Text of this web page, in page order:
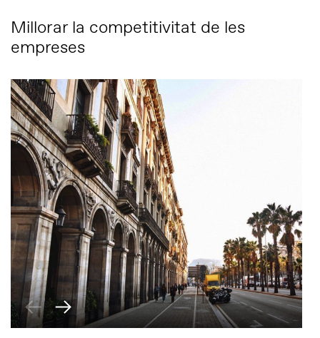
Millorar la competitivitat de les
empreses